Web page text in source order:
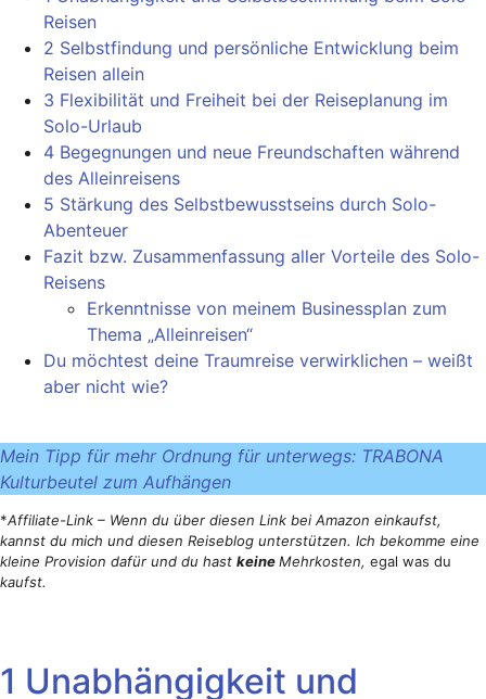
Reisen
2 Selbstfindung und persönliche Entwicklung beim
Reisen allein
3 Flexibilität und Freiheit bei der Reiseplanung im
Solo-Urlaub
4 Begegnungen und neue Freundschaften während
des Alleinreisens
5 Stärkung des Selbstbewusstseins durch Solo-
Abenteuer
Fazit bzw. Zusammenfassung aller Vorteile des Solo-
Reisens
Erkenntnisse von meinem Businessplan zum
Thema „Alleinreisen“
Du möchtest deine Traumreise verwirklichen – weißt
aber nicht wie?
Mein Tipp für mehr Ordnung für unterwegs: TRABONA
Kulturbeutel zum Aufhängen
*Affiliate-Link – Wenn du über diesen Link bei Amazon einkaufst,
kannst du mich und diesen Reiseblog unterstützen. Ich bekomme eine
kleine Provision dafür und du hast keineMehrkosten, egal was du
kaufst.
1 Unabhängigkeit und